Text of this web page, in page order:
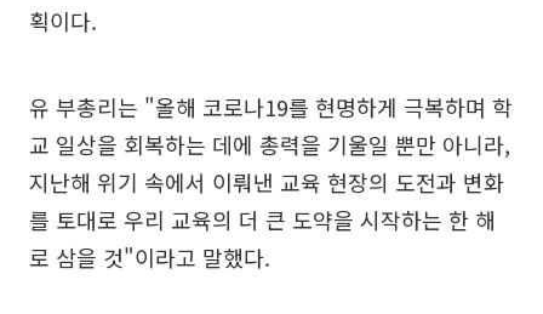
획이다.
유 부총리는 "올해 코로나19를 현명하게 극복하며 학
교 일상을 회복하는 데에 총력을 기울일 뿐만 아니라,
지난해 위기 속에서 이뤄낸 교육 현장의 도전과 변화
를 토대로 우리 교육의 더 큰 도약을 시작하는 한 해
로 삼을 것"이라고 말했다.